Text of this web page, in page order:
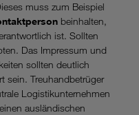
muss zum Beispiel
beinhalten,
ist. Sollten
Das Impressum und
sollten deutlich
sein. Treuhandbetrüger
Logistikunternehmen
ausländischen